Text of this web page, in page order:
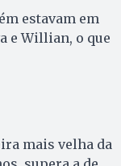
estavam em
e Willian, o que
mais velha da